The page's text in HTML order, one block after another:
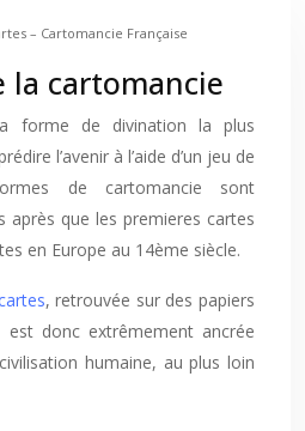
– Cartomancie Française
la cartomancie
forme de divination la plus
l’avenir à l’aide d’un jeu de
de cartomancie sont
après que les premieres cartes
en Europe au 14ème siècle.
, retrouvée sur des papiers
est donc extrêmement ancrée
humaine, au plus loin